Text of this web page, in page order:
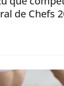
de Chefs